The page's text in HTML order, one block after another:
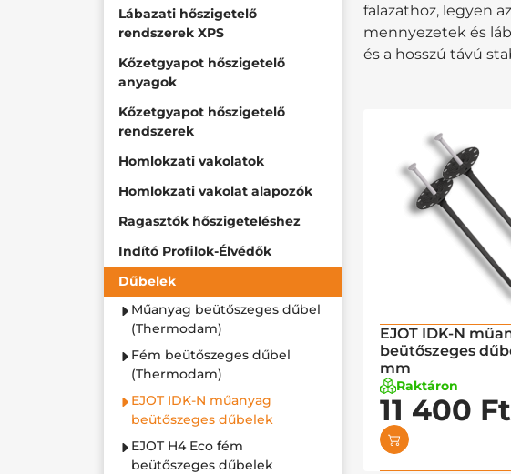
Lábazati hőszigetelő
rendszerek XPS
Kőzetgyapot hőszigetelő
anyagok
Kőzetgyapot hőszigetelő
rendszerek
Homlokzati vakolatok
Homlokzati vakolat alapozók
Ragasztók hőszigeteléshez
Indító Profilok-Élvédők
Dűbelek
Műanyag beütőszeges dűbel
(Thermodam)
Fém beütőszeges dűbel
(Thermodam)
EJOT IDK-N műanyag
beütőszeges dűbelek
EJOT H4 Eco fém
beütőszeges dűbelek
falazathoz, legyen
mennyezetek és
és a hosszú távú
EJOT IDK-N
beütőszeges
mm
Raktáron
11 400 Ft